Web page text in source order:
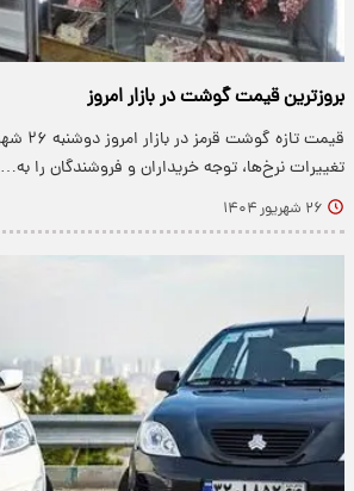
بروزترین قیمت گوشت در بازار امروز
تغییرات نرخ‌ها، توجه خریداران و فروشندگان را به…
۲۶ شهریور ۱۴۰۴